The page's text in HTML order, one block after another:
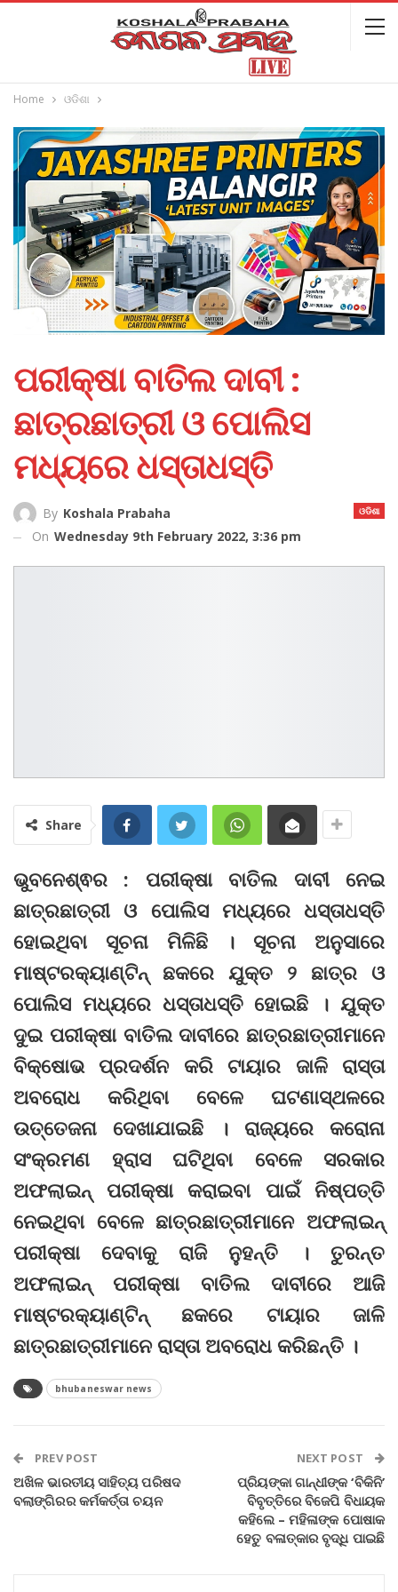
Home ଓଡିଶା
ପରୀକ୍ଷା ବାତିଲ ଦାବୀ :
ଛାତ୍ରଛାତ୍ରୀ ଓ ପୋଲିସ
ମଧ୍ୟରେ ଧସ୍ତାଧସ୍ତି
ଓଡିଶା
By Koshala Prabaha
On Wednesday 9th February 2022, 3:36 pm
Share
ଭୁବନେଶ୍ଵର : ପରୀକ୍ଷା ବାତିଲ ଦାବୀ ନେଇ
ଛାତ୍ରଛାତ୍ରୀ ଓ ପୋଲିସ ମଧ୍ୟରେ ଧସ୍ତାଧସ୍ତି
ହୋଇଥିବା ସୂଚନା ମିଳିଛି । ସୂଚନା ଅନୁସାରେ
ମାଷ୍ଟରକ୍ୟାଣ୍ଟିନ୍ ଛକରେ ଯୁକ୍ତ ୨ ଛାତ୍ର ଓ
ପୋଲିସ ମଧ୍ୟରେ ଧସ୍ତାଧସ୍ତି ହୋଇଛି । ଯୁକ୍ତ
ଦୁଇ ପରୀକ୍ଷା ବାତିଲ ଦାବୀରେ ଛାତ୍ରଛାତ୍ରୀମାନେ
ବିକ୍ଷୋଭ ପ୍ରଦର୍ଶନ କରି ଟାୟାର ଜାଳି ରାସ୍ତା
ଅବରୋଧ କରିଥିବା ବେଳେ ଘଟଣାସ୍ଥଳରେ
ଉତ୍ତେଜନା ଦେଖାଯାଇଛି । ରାଜ୍ୟରେ କରୋନା
ସଂକ୍ରମଣ ହ୍ରାସ ଘଟିଥିବା ବେଳେ ସରକାର
ଅଫଲାଇନ୍ ପରୀକ୍ଷା କରାଇବା ପାଇଁ ନିଷ୍ପତ୍ତି
ନେଇଥିବା ବେଳେ ଛାତ୍ରଛାତ୍ରୀମାନେ ଅଫଲାଇନ୍
ପରୀକ୍ଷା ଦେବାକୁ ରାଜି ନୁହନ୍ତି । ତୁରନ୍ତ
ଅଫଲାଇନ୍ ପରୀକ୍ଷା ବାତିଲ ଦାବୀରେ ଆଜି
ମାଷ୍ଟରକ୍ୟାଣ୍ଟିନ୍‌ ଛକରେ ଟାୟାର ଜାଳି
ଛାତ୍ରଛାତ୍ରୀମାନେ ରାସ୍ତା ଅବରୋଧ କରିଛନ୍ତି ।
bhubaneswar news
PREV POST
ଅଖିଳ ଭାରତୀୟ ସାହିତ୍ୟ ପରିଷଦ
ବଲାଙ୍ଗିରର କର୍ମକର୍ତ୍ତା ଚୟନ
NEXT POST
ପ୍ରିୟଙ୍କା ଗାନ୍ଧୀଙ୍କ ‘ବିକିନି’
ବିବୃତ୍ତିରେ ବିଜେପି ବିଧାୟକ
କହିଲେ – ମହିଳାଙ୍କ ପୋଷାକ
ହେତୁ ବଳାତ୍କାର ବୃଦ୍ଧି ପାଇଛି